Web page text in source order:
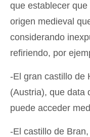
que establecer
origen medieval
considerando
refiriendo, por
-El gran castillo de
(Austria), que data
puede acceder
-El castillo de